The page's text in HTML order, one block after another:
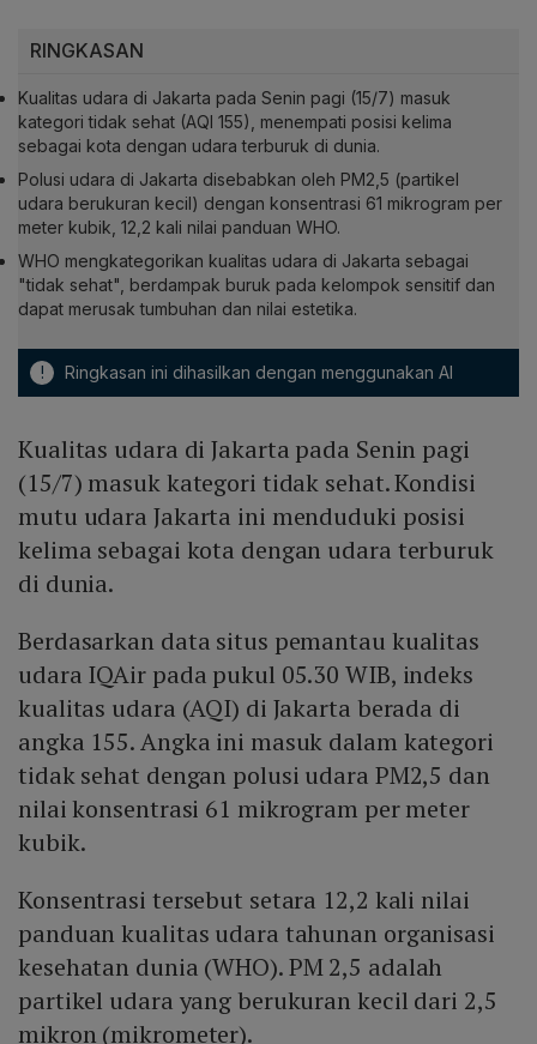
RINGKASAN
Kualitas udara di Jakarta pada Senin pagi (15/7) masuk
kategori tidak sehat (AQI 155), menempati posisi kelima
sebagai kota dengan udara terburuk di dunia.
Polusi udara di Jakarta disebabkan oleh PM2,5 (partikel
udara berukuran kecil) dengan konsentrasi 61 mikrogram per
meter kubik, 12,2 kali nilai panduan WHO.
WHO mengkategorikan kualitas udara di Jakarta sebagai
"tidak sehat", berdampak buruk pada kelompok sensitif dan
dapat merusak tumbuhan dan nilai estetika.
! Ringkasan ini dihasilkan dengan menggunakan AI
Kualitas udara di Jakarta pada Senin pagi
(15/7) masuk kategori tidak sehat. Kondisi
mutu udara Jakarta ini menduduki posisi
kelima sebagai kota dengan udara terburuk
di dunia.
Berdasarkan data situs pemantau kualitas
udara IQAir pada pukul 05.30 WIB, indeks
kualitas udara (AQI) di Jakarta berada di
angka 155. Angka ini masuk dalam kategori
tidak sehat dengan polusi udara PM2,5 dan
nilai konsentrasi 61 mikrogram per meter
kubik.
Konsentrasi tersebut setara 12,2 kali nilai
panduan kualitas udara tahunan organisasi
kesehatan dunia (WHO). PM 2,5 adalah
partikel udara yang berukuran kecil dari 2,5
mikron (mikrometer).